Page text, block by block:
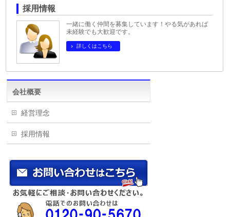
採用情報
一緒に働く仲間を募集しています！やる気があれば
未経験でも大歓迎です。
詳しくはこちら
会社概要
経営理念
採用情報